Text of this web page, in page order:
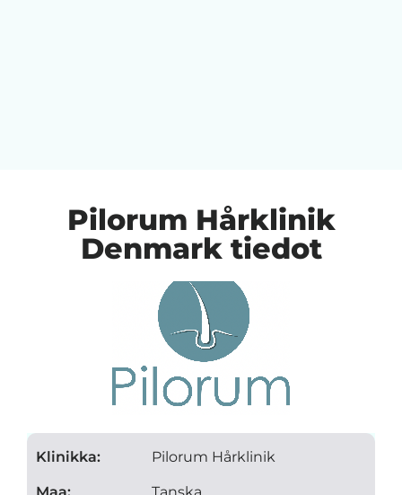
Pilorum Hårklinik
Denmark tiedot
Klinikka: Pilorum Hårklinik